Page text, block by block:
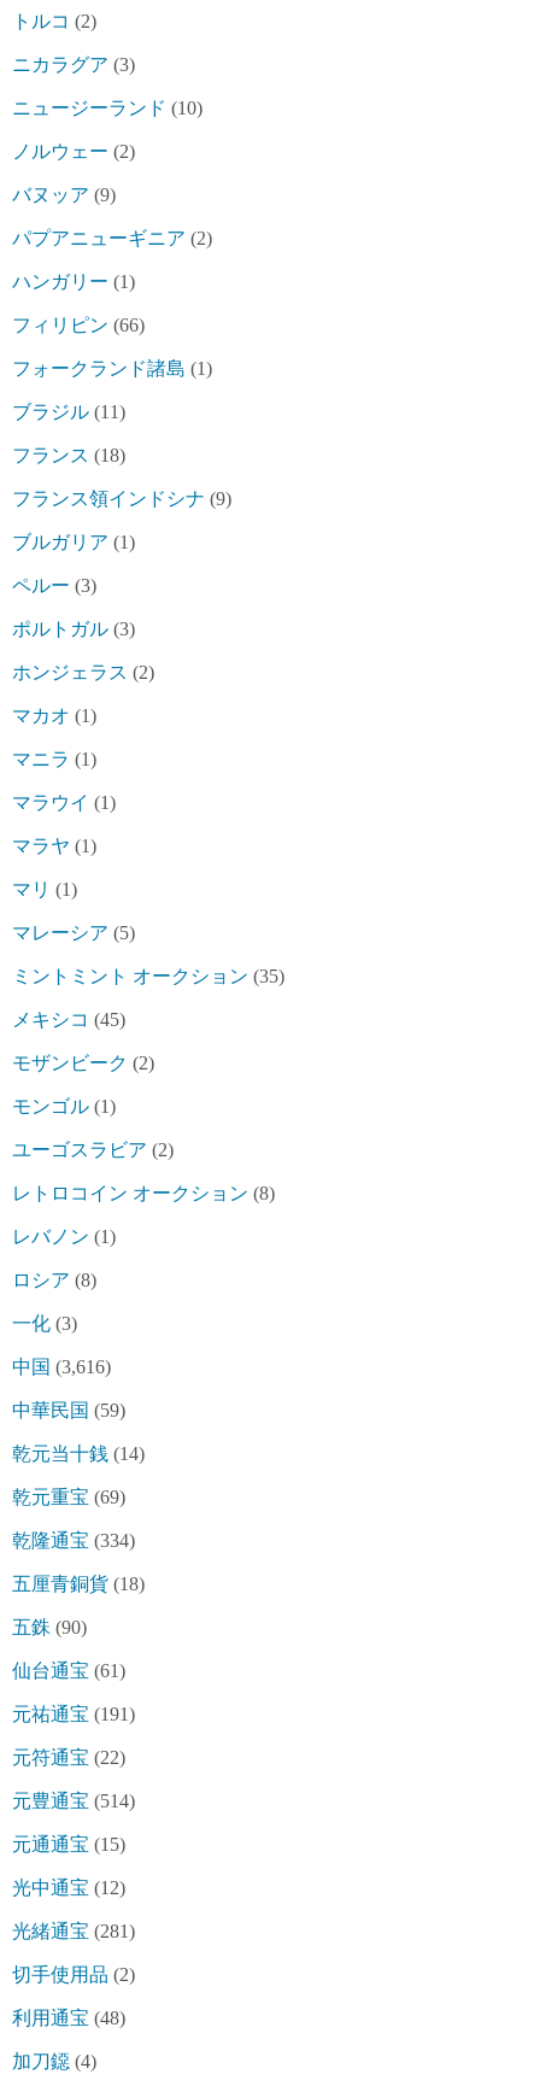
トルコ (2)
ニカラグア (3)
ニュージーランド (10)
ノルウェー (2)
バヌッア (9)
パプアニューギニア (2)
ハンガリー (1)
フィリピン (66)
フォークランド諸島 (1)
ブラジル (11)
フランス (18)
フランス領インドシナ (9)
ブルガリア (1)
ペルー (3)
ポルトガル (3)
ホンジェラス (2)
マカオ (1)
マニラ (1)
マラウイ (1)
マラヤ (1)
マリ (1)
マレーシア (5)
ミントミント オークション (35)
メキシコ (45)
モザンビーク (2)
モンゴル (1)
ユーゴスラビア (2)
レトロコイン オークション (8)
レバノン (1)
ロシア (8)
一化 (3)
中国 (3,616)
中華民国 (59)
乾元当十銭 (14)
乾元重宝 (69)
乾隆通宝 (334)
五厘青銅貨 (18)
五銖 (90)
仙台通宝 (61)
元祐通宝 (191)
元符通宝 (22)
元豊通宝 (514)
元通通宝 (15)
光中通宝 (12)
光緒通宝 (281)
切手使用品 (2)
利用通宝 (48)
加刀鐚 (4)